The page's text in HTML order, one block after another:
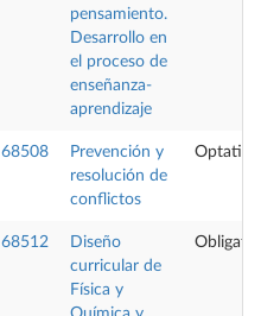
pensamiento.
Desarrollo en
el proceso de
enseñanza-
aprendizaje
68508
Prevención y
resolución de
conflictos
Optativa
68512
Diseño
curricular de
Física y